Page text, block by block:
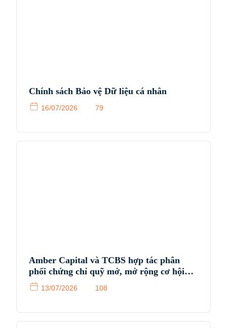
Chính sách Bảo vệ Dữ liệu cá nhân
16/07/2026 79
Amber Capital và TCBS hợp tác phân
phối chứng chỉ quỹ mở, mở rộng cơ hội
tiếp cận sản phẩm đầu tư chuyên nghiệp
cho nhà đầu tư Việt Nam
13/07/2026 108